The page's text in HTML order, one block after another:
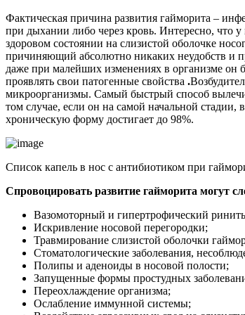
Фактическая причина развития гайморита –
при дыхании либо через кровь. Интересно, что
здоровом состоянии на слизистой оболочке
причиняющий абсолютно никаких неудобств и
даже при малейших изменениях в организме он
проявлять свои патогенные свойства .
микроорганизмы. Самый быстрый способ
том случае, если он на самой начальной стадии,
хроническую форму достигает до 98%.
Список капель в нос с антибиотиком при
Спровоцировать развитие гайморита могут
Вазомоторный и гипертрофический
Искривление носовой перегородки;
Травмирование слизистой оболочки
Стоматологические заболевания,
Полипы и аденоиды в носовой полости;
Запущенные формы простудных
Переохлаждение организма;
Ослабление иммунной системы;